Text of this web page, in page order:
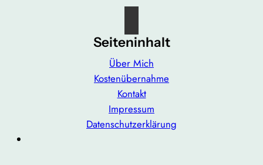
Seiteninhalt
Über Mich
Kostenübernahme
Kontakt
Impressum
Datenschutzerklärung